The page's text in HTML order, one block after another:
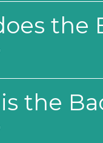
the
the